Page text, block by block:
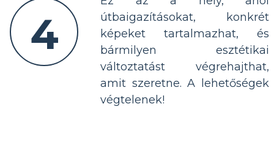
4
útbaigazításokat, konkrét
képeket tartalmazhat, és
bármilyen esztétikai
változtatást végrehajthat,
amit szeretne. A lehetőségek
végtelenek!